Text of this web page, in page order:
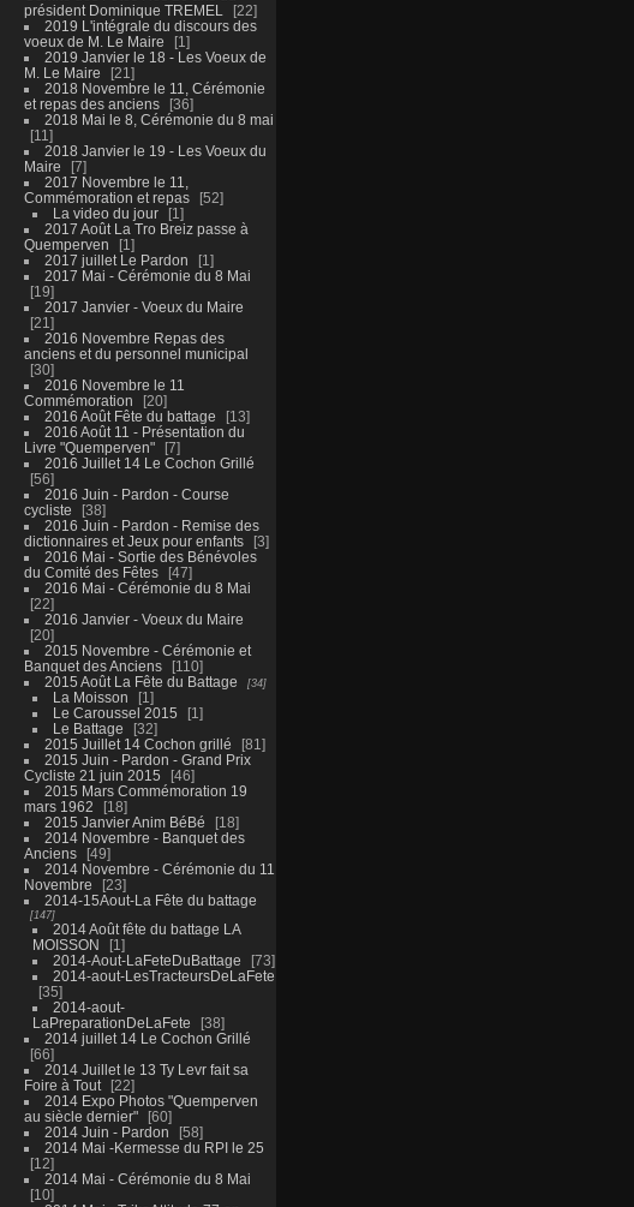
président Dominique TREMEL
22
2019 L'intégrale du discours des
voeux de M. Le Maire
1
2019 Janvier le 18 - Les Voeux de
M. Le Maire
21
2018 Novembre le 11, Cérémonie
et repas des anciens
36
2018 Mai le 8, Cérémonie du 8 mai
11
2018 Janvier le 19 - Les Voeux du
Maire
7
2017 Novembre le 11,
Commémoration et repas
52
La video du jour
1
2017 Août La Tro Breiz passe à
Quemperven
1
2017 juillet Le Pardon
1
2017 Mai - Cérémonie du 8 Mai
19
2017 Janvier - Voeux du Maire
21
2016 Novembre Repas des
anciens et du personnel municipal
30
2016 Novembre le 11
Commémoration
20
2016 Août Fête du battage
13
2016 Août 11 - Présentation du
Livre "Quemperven"
7
2016 Juillet 14 Le Cochon Grillé
56
2016 Juin - Pardon - Course
cycliste
38
2016 Juin - Pardon - Remise des
dictionnaires et Jeux pour enfants
3
2016 Mai - Sortie des Bénévoles
du Comité des Fêtes
47
2016 Mai - Cérémonie du 8 Mai
22
2016 Janvier - Voeux du Maire
20
2015 Novembre - Cérémonie et
Banquet des Anciens
110
2015 Août La Fête du Battage
34
La Moisson
1
Le Caroussel 2015
1
Le Battage
32
2015 Juillet 14 Cochon grillé
81
2015 Juin - Pardon - Grand Prix
Cycliste 21 juin 2015
46
2015 Mars Commémoration 19
mars 1962
18
2015 Janvier Anim BéBé
18
2014 Novembre - Banquet des
Anciens
49
2014 Novembre - Cérémonie du 11
Novembre
23
2014-15Aout-La Fête du battage
147
2014 Août fête du battage LA
MOISSON
1
2014-Aout-LaFeteDuBattage
73
2014-aout-LesTracteursDeLaFete
35
2014-aout-
LaPreparationDeLaFete
38
2014 juillet 14 Le Cochon Grillé
66
2014 Juillet le 13 Ty Levr fait sa
Foire à Tout
22
2014 Expo Photos "Quemperven
au siècle dernier"
60
2014 Juin - Pardon
58
2014 Mai -Kermesse du RPI le 25
12
2014 Mai - Cérémonie du 8 Mai
10